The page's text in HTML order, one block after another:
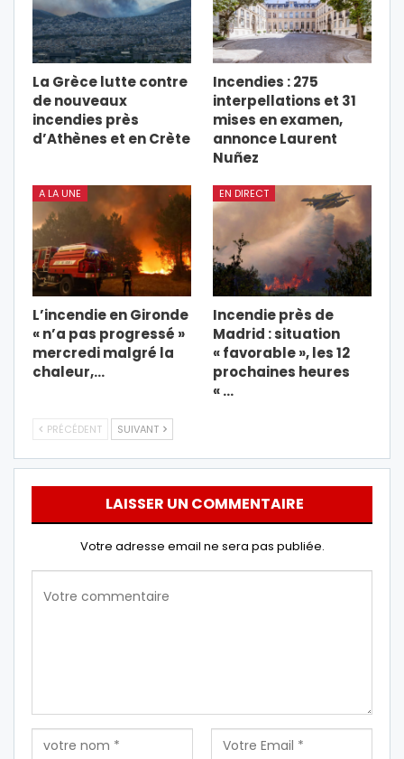
La Grèce lutte contre
de nouveaux
incendies près
d’Athènes et en Crète
Incendies : 275
interpellations et 31
mises en examen,
annonce Laurent
Nuñez
A LA UNE
L’incendie en Gironde
« n’a pas progressé »
mercredi malgré la
chaleur,…
EN DIRECT
Incendie près de
Madrid : situation
« favorable », les 12
prochaines heures
« …
PRÉCÉDENT SUIVANT
LAISSER UN COMMENTAIRE
Votre adresse email ne sera pas publiée.